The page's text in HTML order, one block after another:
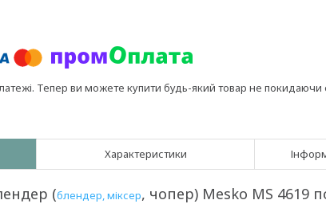
Тепер ви можете купити будь-який товар не покидаючи
Характеристики
(блендер, міксер, чопер) Mesko MS 4619